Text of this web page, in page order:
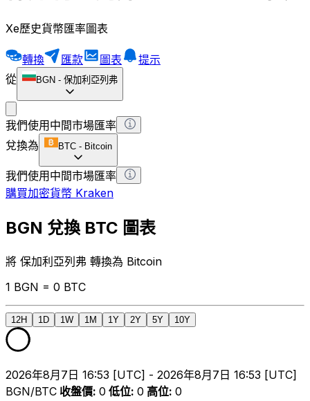
Xe歷史貨幣匯率圖表
轉換 匯款 圖表
提示
從
BGN - 保加利亞列弗
我們使用中間市場匯率
兌換為
BTC - Bitcoin
我們使用中間市場匯率
購買加密貨幣 Kraken
BGN 兌換 BTC 圖表
將 保加利亞列弗 轉換為 Bitcoin
1 BGN = 0 BTC
12H 1D 1W 1M 1Y 2Y 5Y 10Y
2026年8月7日 16:53 [UTC] - 2026年8月7日 16:53 [UTC]
BGN/BTC 收盤價: 0 低位: 0 高位: 0